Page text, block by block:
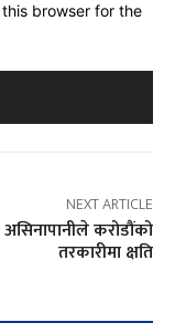
browser for the
NEXT ARTICLE
असिनापानीले करोडौंको
तरकारीमा क्षति